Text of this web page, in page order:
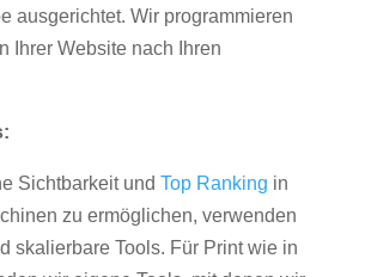
ausgerichtet. Wir programmieren
Ihrer Website nach Ihren
Sichtbarkeit und Top Ranking in
zu ermöglichen, verwenden
skalierbare Tools. Für Print wie in